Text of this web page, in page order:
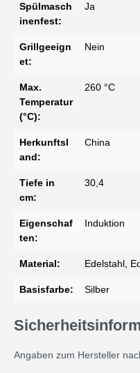
Spülmasch
inenfest:
Ja
Grillgeeign
et:
Nein
Max.
Temperatur
(°C):
260 °C
Herkunftsl
and:
China
Tiefe in
cm:
30,4
Eigenschaf
ten:
Induktion
Material: Edelstahl,
Basisfarbe: Silber
Angaben zum Hersteller